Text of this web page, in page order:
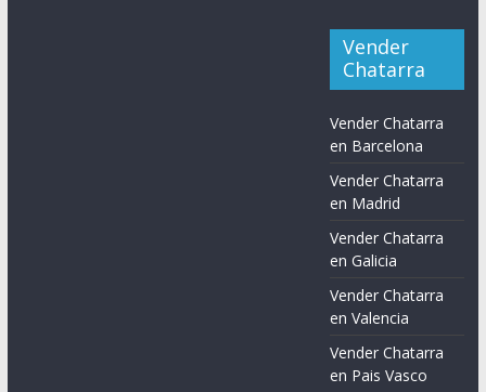
Vender
Chatarra
Vender Chatarra
en Barcelona
Vender Chatarra
en Madrid
Vender Chatarra
en Galicia
Vender Chatarra
en Valencia
Vender Chatarra
en Pais Vasco